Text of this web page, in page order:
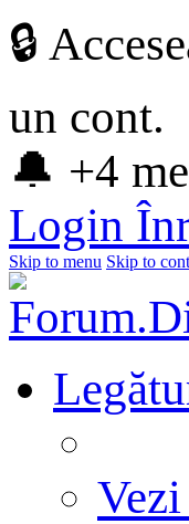
🔒
un cont.
🔔 +4
Login
Skip to menu Skip to